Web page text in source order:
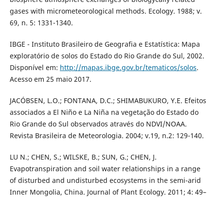
gases with micrometeorological methods. Ecology. 1988; v.
69, n. 5: 1331-1340.
IBGE - Instituto Brasileiro de Geografia e Estatística: Mapa
exploratório de solos do Estado do Rio Grande do Sul, 2002.
Disponível em: http://mapas.ibge.gov.br/tematicos/solos.
Acesso em 25 maio 2017.
JACÓBSEN, L.O.; FONTANA, D.C.; SHIMABUKURO, Y.E. Efeitos
associados a El Niño e La Niña na vegetação do Estado do
Rio Grande do Sul observados através do NDVI/NOAA.
Revista Brasileira de Meteorologia. 2004; v.19, n.2: 129-140.
LU N.; CHEN, S.; WILSKE, B.; SUN, G.; CHEN, J.
Evapotranspiration and soil water relationships in a range
of disturbed and undisturbed ecosystems in the semi-arid
Inner Mongolia, China. Journal of Plant Ecology. 2011; 4: 49–